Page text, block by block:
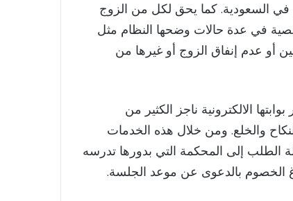
في السعودية. كما يحق لكل من الزوج
في عدة حالات وضحها النظام مثل
أو عدم إنفاق الزوج أو غيرها من
الالكترونية ناجز الكثير من
والخلع. ومن خلال هذه الخدمات
الطلب إلى المحكمة التي بدورها تدرسه
الخصوم بالدعوى عن موعد الجلسة.